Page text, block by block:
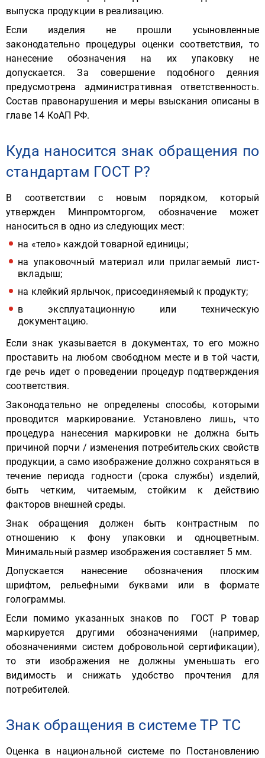
выпуска продукции в реализацию.
Если изделия не прошли усыновленные
законодательно процедуры оценки соответствия, то
нанесение обозначения на их упаковку не
допускается. За совершение подобного деяния
предусмотрена административная ответственность.
Состав правонарушения и меры взыскания описаны в
главе 14 КоАП РФ.
Куда наносится знак обращения по
стандартам ГОСТ Р?
В соответствии с новым порядком, который
утвержден Минпромторгом, обозначение может
наноситься в одно из следующих мест:
на «тело» каждой товарной единицы;
на упаковочный материал или прилагаемый лист-
вкладыш;
на клейкий ярлычок, присоединяемый к продукту;
в эксплуатационную или техническую
документацию.
Если знак указывается в документах, то его можно
проставить на любом свободном месте и в той части,
где речь идет о проведении процедур подтверждения
соответствия.
Законодательно не определены способы, которыми
проводится маркирование. Установлено лишь, что
процедура нанесения маркировки не должна быть
причиной порчи / изменения потребительских свойств
продукции, а само изображение должно сохраняться в
течение периода годности (срока службы) изделий,
быть четким, читаемым, стойким к действию
факторов внешней среды.
Знак обращения должен быть контрастным по
отношению к фону упаковки и одноцветным.
Минимальный размер изображения составляет 5 мм.
Допускается нанесение обозначения плоским
шрифтом, рельефными буквами или в формате
голограммы.
Если помимо указанных знаков по ГОСТ Р товар
маркируется другими обозначениями (например,
обозначениями систем добровольной сертификации),
то эти изображения не должны уменьшать его
видимость и снижать удобство прочтения для
потребителей.
Знак обращения в системе ТР ТС
Оценка в национальной системе по Постановлению